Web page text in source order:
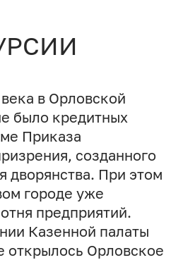
в Орловской
было кредитных
Приказа
созданного
дворянства. При этом
городе уже
предприятий.
Казенной палаты
открылось Орловское